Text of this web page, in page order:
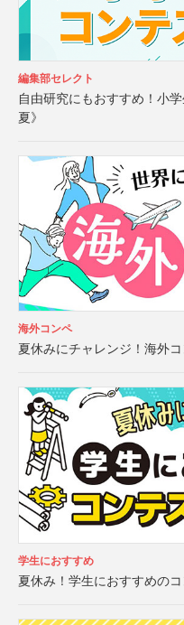
編集部セレクト
自由研究にもおすすめ！小
夏》
海外コンペ
夏休みにチャレンジ！海外
学生におすすめ
夏休み！学生におすすめの